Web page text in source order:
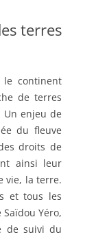
terres
le continent
de terres
Un enjeu de
du fleuve
droits de
ainsi leur
vie, la terre.
et tous les
Yéro,
de suivi du